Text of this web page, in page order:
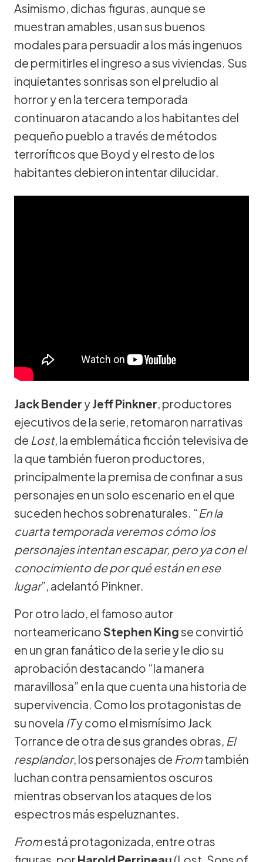
Asimismo, dichas figuras, aunque se
muestran amables, usan sus buenos
modales para persuadir a los más ingenuos
de permitirles el ingreso a sus viviendas. Sus
inquietantes sonrisas son el preludio al
horror y en la tercera temporada
continuaron atacando a los habitantes del
pequeño pueblo a través de métodos
terroríficos que Boyd y el resto de los
habitantes debieron intentar dilucidar.
Jack Bender yJeff Pinkner, productores
ejecutivos de la serie, retomaron narrativas
de Lost, la emblemática ficción televisiva de
la que también fueron productores,
principalmente la premisa de confinar a sus
personajes en un solo escenario en el que
suceden hechos sobrenaturales. “En la
cuarta temporada veremos cómo los
personajes intentan escapar, pero ya con el
conocimiento de por qué están en ese
lugar”, adelantó Pinkner.
Por otro lado, el famoso autor
norteamericanoStephen Kingse convirtió
en un gran fanático de la serie y le dio su
aprobación destacando “la manera
maravillosa” en la que cuenta una historia de
supervivencia. Como los protagonistas de
su novela ITy como el mismísimo Jack
Torrance de otra de sus grandes obras, El
resplandor, los personajes de Fromtambién
luchan contra pensamientos oscuros
mientras observan los ataques de los
espectros más espeluznantes.
Fromestá protagonizada, entre otras